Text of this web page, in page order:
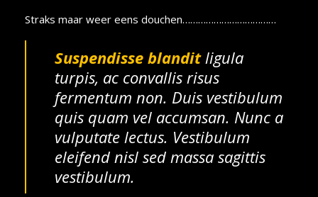
Straks maar weer eens douchen………………………………
Suspendisse blanditligula
turpis, ac convallis risus
fermentum non. Duis vestibulum
quis quam vel accumsan. Nunc a
vulputate lectus. Vestibulum
eleifend nisl sed massa sagittis
vestibulum.